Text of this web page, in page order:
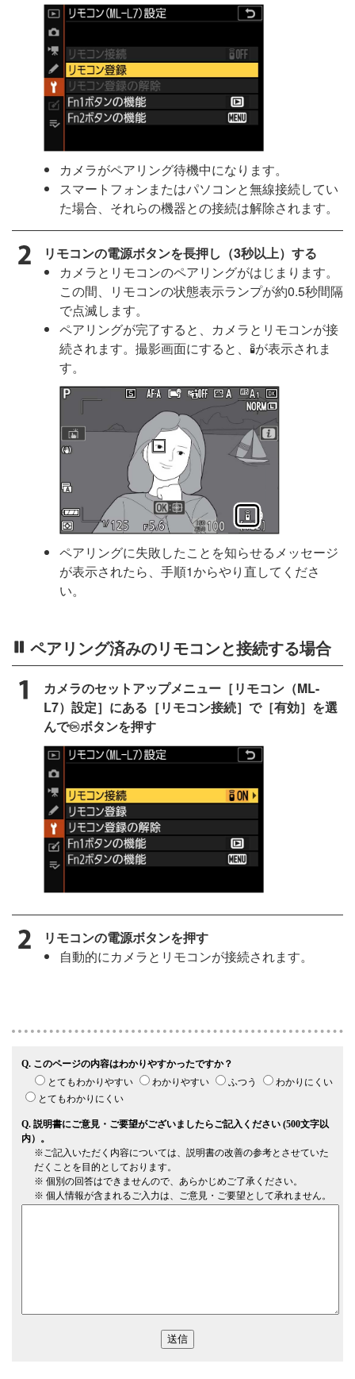
カメラがペアリング待機中になります。
スマートフォンまたはパソコンと無線接続してい
た場合、それらの機器との接続は解除されます。
リモコンの電源ボタンを長押し（3秒以上）する
カメラとリモコンのペアリングがはじまります。
この間、リモコンの状態表示ランプが約0.5秒間隔
で点滅します。
ペアリングが完了すると、カメラとリモコンが接
続されます。撮影画面にすると、
Lが表示されま
す。
ペアリングに失敗したことを知らせるメッセージ
が表示されたら、手順1からやり直してくださ
い。
ペアリング済みのリモコンと接続する場合
カメラのセットアップメニュー［リモコン（ML-
L7）設定］にある［リモコン接続］で［有効］を選
んでJボタンを押す
リモコンの電源ボタンを押す
自動的にカメラとリモコンが接続されます。